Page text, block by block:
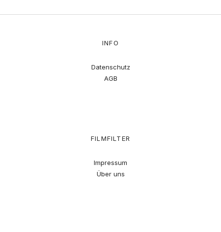
INFO
Datenschutz
AGB
FILMFILTER
Impressum
Über uns